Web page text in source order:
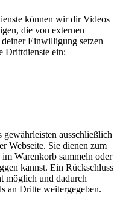
können wir dir Videos
die von externen
Einwilligung setzen
Drittdienste ein:
ausschließlich
Webseite. Sie dienen zum
Warenkorb sammeln oder
kannst. Ein Rückschluss
möglich und dadurch
an Dritte weitergegeben.